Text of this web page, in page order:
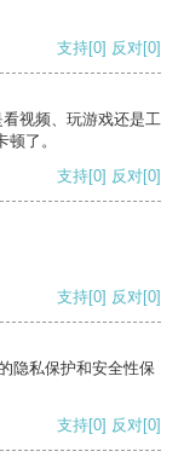
支持[0] 反对[0]
视频、玩游戏还是工
了。
支持[0] 反对[0]
支持[0] 反对[0]
隐私保护和安全性保
支持[0] 反对[0]